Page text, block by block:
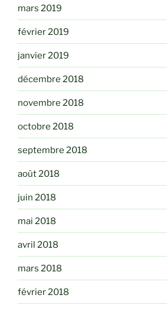
mars 2019
février 2019
janvier 2019
décembre 2018
novembre 2018
octobre 2018
septembre 2018
août 2018
juin 2018
mai 2018
avril 2018
mars 2018
février 2018